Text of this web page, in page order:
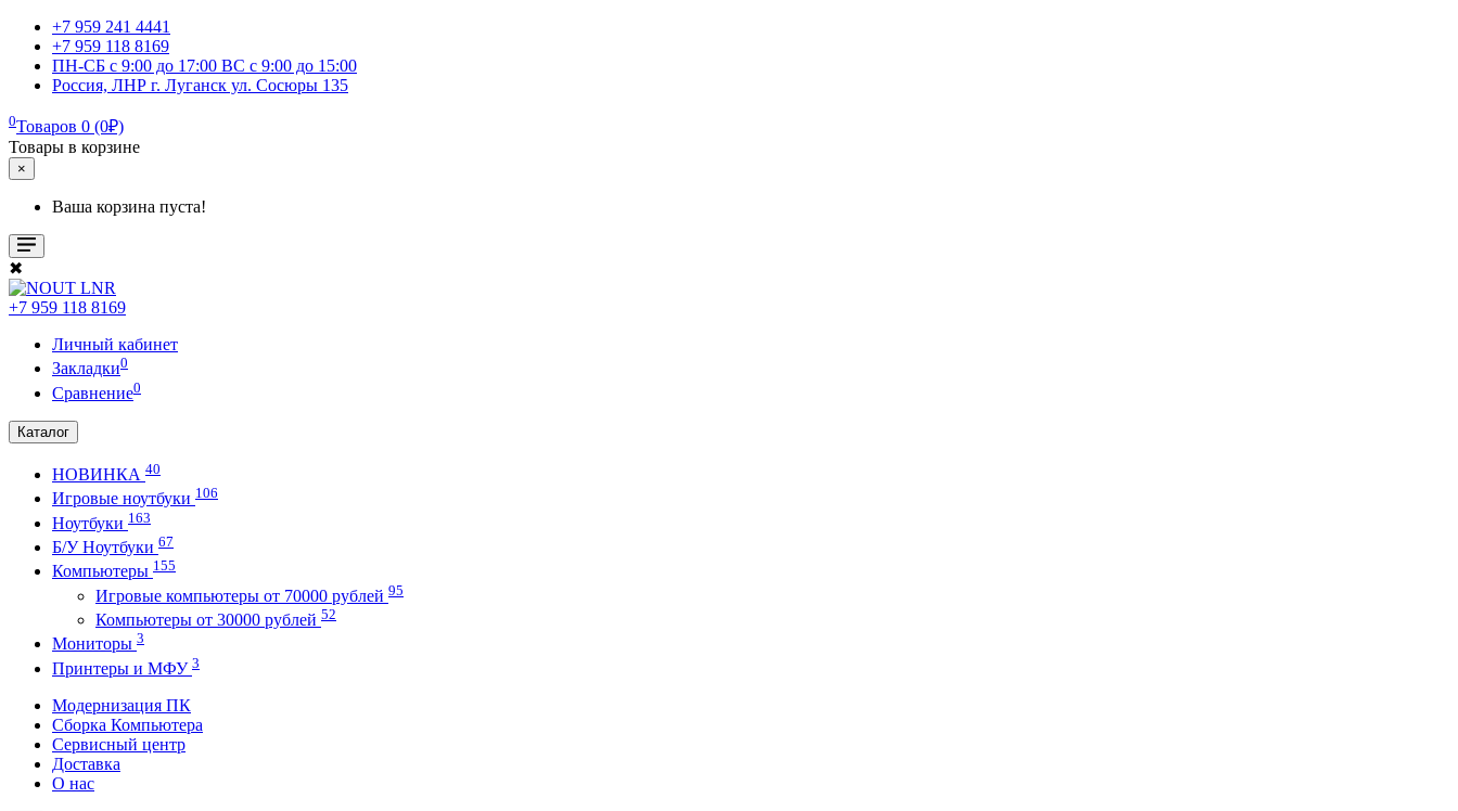
+7 959 241 4441
+7 959 118 8169
ПН-СБ с 9:00 до 17:00 ВС с 9:00 до 15:00
Россия, ЛНР г. Луганск ул. Сосюры 135
0Товаров 0 (0₽)
Товары в корзине
×
Ваша корзина пуста!
✖
+7 959 118 8169
Личный кабинет
Закладки0
Сравнение0
Каталог
НОВИНКА 40
Игровые ноутбуки 106
Ноутбуки 163
Б/У Ноутбуки 67
Компьютеры 155
Игровые компьютеры от 70000 рублей 95
Компьютеры от 30000 рублей 52
Мониторы 3
Принтеры и МФУ 3
Модернизация ПК
Сборка Компьютера
Сервисный центр
Доставка
О нас